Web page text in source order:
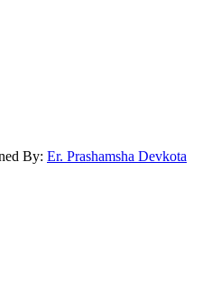
By: Er. Prashamsha Devkota